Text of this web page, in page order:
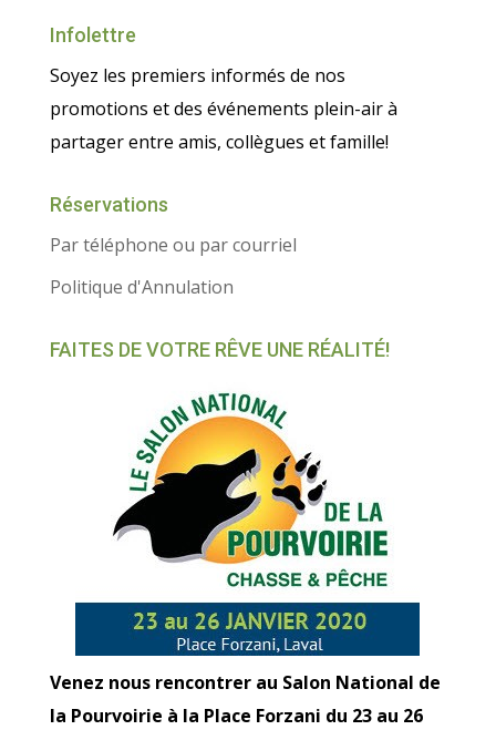
Infolettre
Soyez les premiers informés de nos
promotions et des événements plein-air à
partager entre amis, collègues et famille!
Réservations
Par téléphone ou par courriel
Politique d'Annulation
FAITES DE VOTRE RÊVE UNE RÉALITÉ!
Venez nous rencontrer au Salon National de
la Pourvoirie à la Place Forzani du 23 au 26